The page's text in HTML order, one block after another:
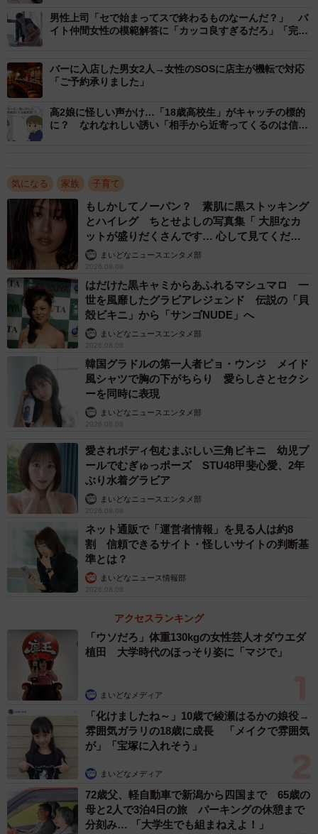
迷走主婦さんに詳しいお話を聞きました。
──私にも娘がいるので、同じような電話が学校からあった
らどうしたかと考えました。何か理由があって早退したの
だろうと思えたからこそ、話を合わせられたのではないか
と思うのですが。
なくなりました。いわゆる思春期の反抗ですかね。ですか
ら日ごろからぶつかることが多くなっていました。家の雰
囲気が悪くなると、子供も家に帰りたくないと思うよう
で、友達と寄り道して帰ってきたりすることも増えていま
したが、自分も若い時、口うるさい親の事がうっとうしい
と感じていた事を思い出したので、ここぞという時以外は
しばらく静観しようと思っていました。
あまり話をしなくなったので、たとえば、学校でなにが
きたいのですが益々ウザがられるので心配はしていました
が聞けませんでした。そういう状況下にあったので、早退
も私に言うのが単純にイヤだった。もしくは、言えない何
ここで、ウソに加担したのはもちろん娘の性格を知った
上です。本当は加担せず、私は許可していませんと言って
も良かったのだけど、いったん飲み込んで感情的にならず
に冷静にあとから聞こうと思ったんです。
先にも話しましたが感情的にぶつかり合う事が多かった
ので、その経験からいきなり怒ると本当のことを言い出し
とえどんなくだらない理由でも本当のことを素直に話して
くれるという経験があったからです。
──誰にでも当てはまる正解というものはないから、余計に
いろいろな意見が寄せらたように感じます。
本当にたくさんの人の目に留まり驚いております。予想
外でした。この話には「いい話」「良くない」「モヤモヤ
する」３パターンの意見をもらいました。どの意見も分か
ります。そして「甘すぎる」とお叱りもうけました。
男性上司「セで始まってスで終わるものなーんだ？」 バ
イト仲間女性の模範解答に「カッコ良すぎるだろ」「完璧
バーに入店した男女2人→女性のSOSに店主が機転で対応
「ご予約承りました」
高2娘に怪しい声かけ…「18歳高校生」がキャッチの標的
に？ なれなれしい誘い「相手から近寄ってくるのは信用
気になる 家族 子育て
もしかしてノーパン？ 素肌に黒ストッキング
とハイレグ ちとせよしの写真集「 大胆なカ
ットが盛りだくさんです… 心して見てくださ
い」まいどなニュースエンタメ部
2026.08.08
はだけた黒キャミからあふれるマシュマロ 一
世を風靡したグラビアレジェンド 伝説の「貝
殻ビキニ」から「サンゴNUDE」へ
まいどなニュースエンタメ部
2026.08.08
韓国グラドルの第一人者ピョ・ウンジ メイド
風シャツで胸の下がちらり 愛らしさとセクシ
ーを同時に表現
まいどなニュースエンタメ部
2026.08.08
愛されボディ包むまぶしい三角ビキニ 幼児プ
ールでむぎゅっポーズ STU48甲斐心愛、2年
ぶり水着グラビア
まいどなニュースエンタメ部
2026.08.08
ネット通販で「運営者情報」を見る人は約8
割 信頼できるサイト・怪しいサイトの判断基
準とは？
まいどなニュース情報部
2026.08.08
アクセスランキング
「ウソだろ」体重130kgの女性芸人オダウエダ
植田 大学時代のほっそり姿に「マジで」
まいどなメディア
「化けましたね～」10歳で綾瀬はるかの娘役→
雰囲気ガラリの18歳に成長 「メイクで雰囲気
が」「宝塚に入れそう」
まいどなメディア
72歳父、軽自動車で新潟から四国まで 65歳の
母と2人で3泊4日の旅 パーキングの休憩まで
分刻み… 「大学生でも組まねえよ！」